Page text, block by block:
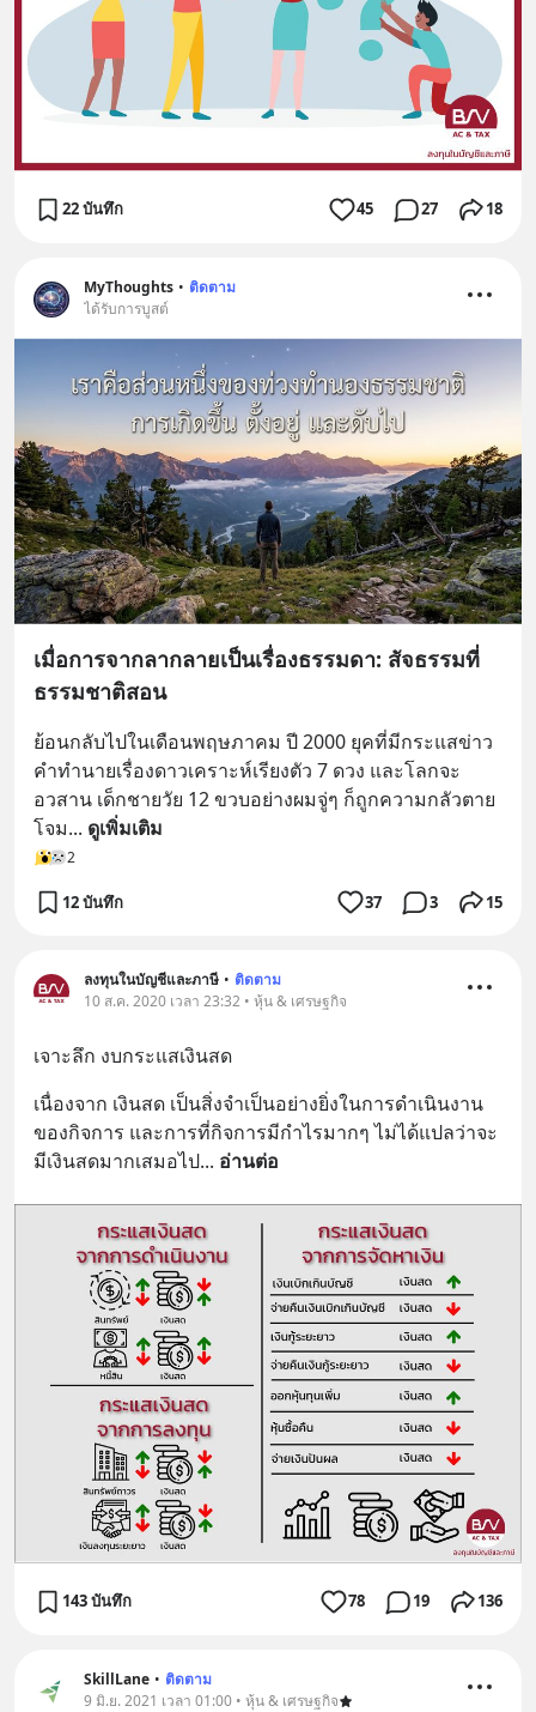
22 บันทึก 45 27 18
MyThoughts • ติดตาม
ได้รับการบูสต์
เมื่อการจากลากลายเป็นเรื่องธรรมดา: สัจธรรมที่
ธรรมชาติสอน
ย้อนกลับไปในเดือนพฤษภาคม ปี 2000 ยุคที่มีกระแสข่าว
คำทำนายเรื่องดาวเคราะห์เรียงตัว 7 ดวง และโลกจะ
อวสาน เด็กชายวัย 12 ขวบอย่างผมจู่ๆ ก็ถูกความกลัวตาย
โจม... ดูเพิ่มเติม
2
12 บันทึก 37 3 15
ลงทุนในบัญชีและภาษี • ติดตาม
10 ส.ค. 2020 เวลา 23:32 • หุ้น & เศรษฐกิจ
เจาะลึก งบกระแสเงินสด
เนื่องจาก เงินสด เป็นสิ่งจำเป็นอย่างยิ่งในการดำเนินงาน
ของกิจการ และการที่กิจการมีกำไรมากๆ ไม่ได้แปลว่าจะ
มีเงินสดมากเสมอไป... อ่านต่อ
143 บันทึก 78 19 136
SkillLane • ติดตาม
9 มิ.ย. 2021 เวลา 01:00 • หุ้น & เศรษฐกิจ